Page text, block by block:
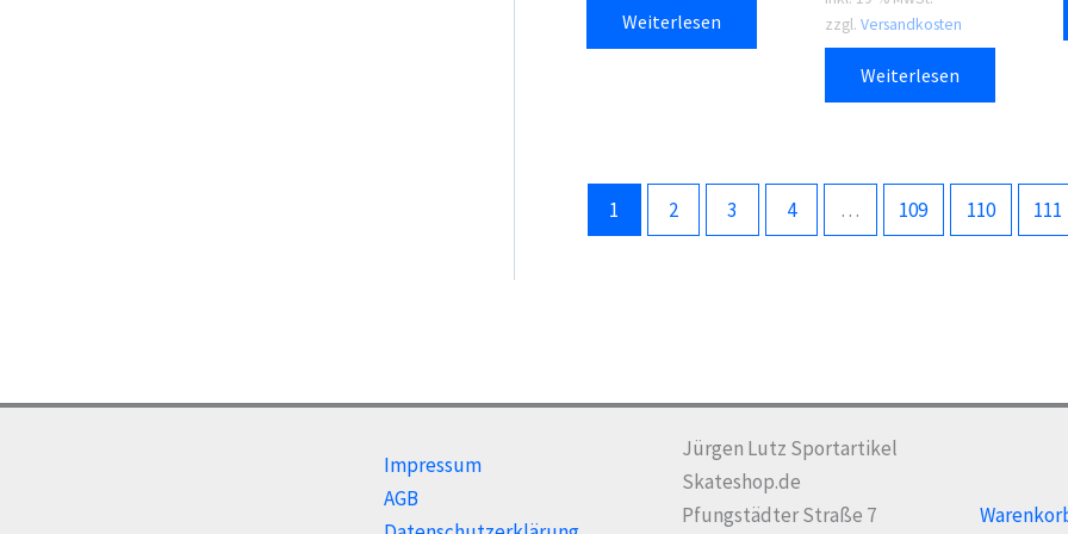
Weiterlesen
zzgl. Versandkosten
Weiterlesen
1 2 3 4 … 109 110 111
Impressum
AGB
Jürgen Lutz Sportartikel
Skateshop.de
Pfungstädter Straße 7